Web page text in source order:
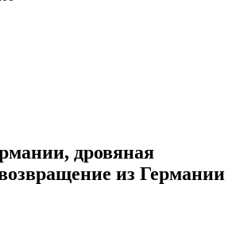
дровяная
из Германии